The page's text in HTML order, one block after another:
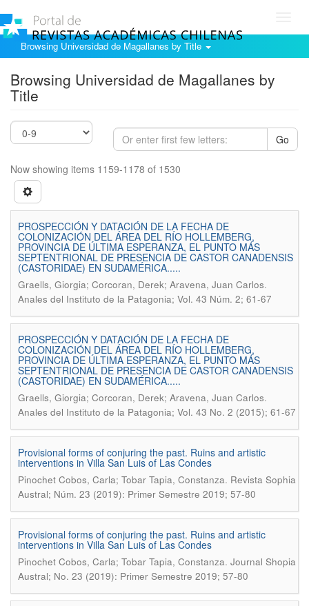
Browsing Universidad de Magallanes by Title
Browsing Universidad de Magallanes by
Title
Go
Now showing items 1159-1178 of 1530
PROSPECCIÓN Y DATACIÓN DE LA FECHA DE
COLONIZACIÓN DEL ÁREA DEL RÍO HOLLEMBERG,
PROVINCIA DE ÚLTIMA ESPERANZA, EL PUNTO MÁS
SEPTENTRIONAL DE PRESENCIA DE CASTOR CANADENSIS
(CASTORIDAE) EN SUDAMÉRICA.....
Graells, Giorgia; Corcoran, Derek; Aravena, Juan Carlos.
Anales del Instituto de la Patagonia; Vol. 43 Núm. 2; 61-67
PROSPECCIÓN Y DATACIÓN DE LA FECHA DE
COLONIZACIÓN DEL ÁREA DEL RÍO HOLLEMBERG,
PROVINCIA DE ÚLTIMA ESPERANZA, EL PUNTO MÁS
SEPTENTRIONAL DE PRESENCIA DE CASTOR CANADENSIS
(CASTORIDAE) EN SUDAMÉRICA.....
Graells, Giorgia; Corcoran, Derek; Aravena, Juan Carlos.
Anales del Instituto de la Patagonia; Vol. 43 No. 2 (2015); 61-67
Provisional forms of conjuring the past. Ruins and artistic
interventions in Villa San Luis of Las Condes
Pinochet Cobos, Carla; Tobar Tapia, Constanza. Revista Sophia
Austral; Núm. 23 (2019): Primer Semestre 2019; 57-80
Provisional forms of conjuring the past. Ruins and artistic
interventions in Villa San Luis of Las Condes
Pinochet Cobos, Carla; Tobar Tapia, Constanza. Journal Shopia
Austral; No. 23 (2019): Primer Semestre 2019; 57-80